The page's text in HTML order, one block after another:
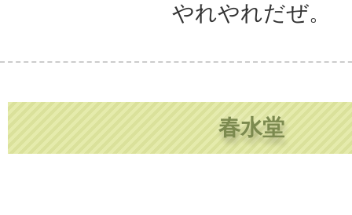
やれやれだぜ。
春水堂